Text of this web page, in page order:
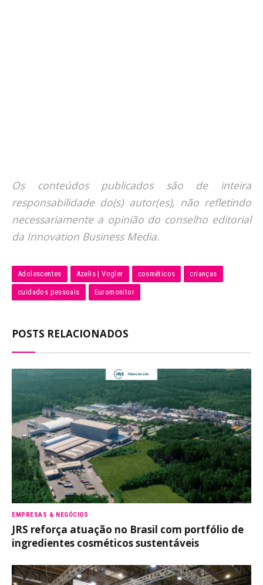
Os conteúdos publicados são de inteira
responsabilidade do(s) autor(es), não refletindo
necessariamente a opinião do conselho editorial
da Innovation Business Media.
Adolescentes Azelis | Vogler cosméticos crianças
cuidados pessoais Euromonitor
POSTS RELACIONADOS
EMPRESAS & NEGÓCIOS
JRS reforça atuação no Brasil com portfólio de
ingredientes cosméticos sustentáveis